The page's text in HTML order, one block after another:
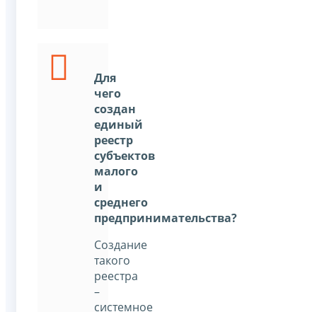
Для
чего
создан
единый
реестр
субъектов
малого
и
среднего
предпринимательства?
Создание
такого
реестра
–
системное